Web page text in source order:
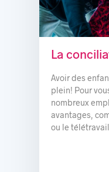
La
Avoir des
plein! Pour
nombreux
avantages,
ou le télétravail.